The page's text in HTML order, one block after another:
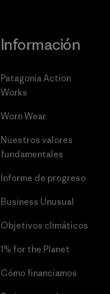
Información
Patagonia Action
Works
Worn Wear
Nuestros valores
fundamentales
Informe de progreso
Business Unusual
Objetivos climáticos
1% for the Planet
Cómo financiamos